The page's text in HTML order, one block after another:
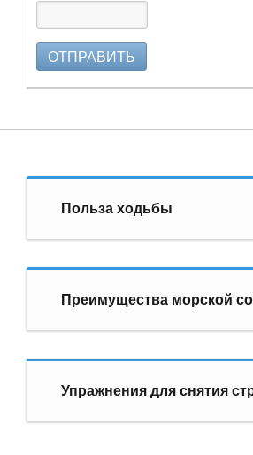
ОТПРАВИТЬ
Польза ходьбы
Преимущества морской
Упражнения для снятия